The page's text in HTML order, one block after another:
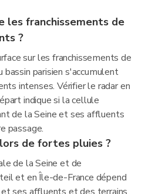
franchissements de
?
sur les franchissements de
parisien s'accumulent
intenses. Vérifier le radar en
indique si la cellule
de la Seine et ses affluents
passage.
de fortes pluies ?
de la Seine et de
et en Île-de-France dépend